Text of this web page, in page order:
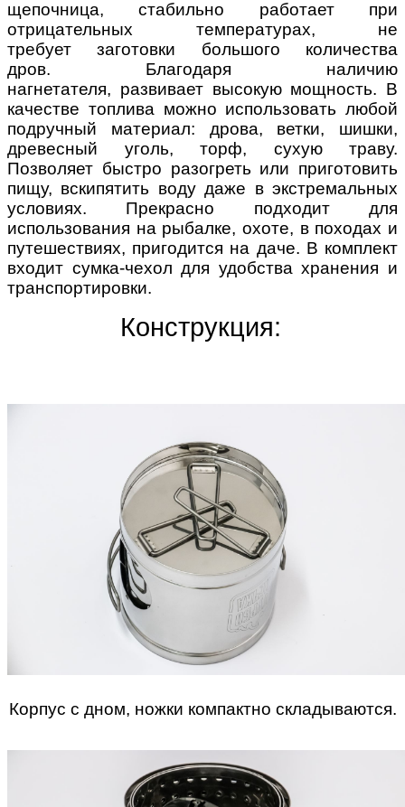
щепочница,стабильно работает при
отрицательных температурах, не
требует заготовки большого количества
дров. Благодаря наличию
нагнетателя, развивает высокую мощность. В
качестве топлива можно использовать любой
подручный материал: дрова, ветки, шишки,
древесный уголь, торф, сухую траву.
Позволяет быстро разогреть или приготовить
пищу, вскипятить воду даже в экстремальных
условиях. Прекрасно подходит для
использования на рыбалке, охоте, в походах и
путешествиях, пригодится на даче. В комплект
входит сумка-чехол для удобства хранения и
транспортировки.
Конструкция:
Корпус с дном, ножки компактно складываются.